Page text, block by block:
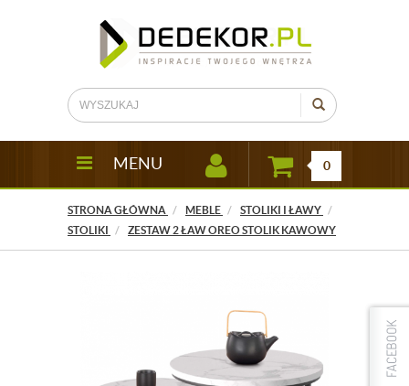
MENU 0
STRONA GŁÓWNA MEBLE
STOLIKI I ŁAWY
STOLIKI
ZESTAW 2 ŁAW OREO STOLIK KAWOWY